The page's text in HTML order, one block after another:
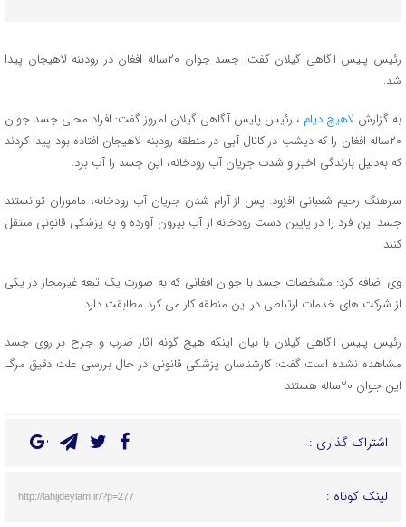
رئیس پلیس آگاهی گیلان گفت: جسد جوان ۲۰ساله افغان در رودبنه لاهیجان پیدا
شد.
به گزارش لاهیج دیلم ، رئیس پلیس آگاهی گیلان امروز گفت: افراد محلی جسد جوان
۲۰ساله افغان را که دیشب در کانال آبی در منطقه رودبنه لاهیجان افتاده بود پیدا کردند
که به‌دلیل بارندگی اخیر و شدت جریان آب رودخانه، این جسد را آب برد.
سرهنگ رحیم شعبانی افزود: پس از آرام شدن جریان آب رودخانه، ماموران توانستند
جسد این فرد را در پایین دست رودخانه از آب بیرون آورده و به پزشکی قانونی منتقل
کنند.
وی اضافه کرد: مشخصات جسد با جوان افغانی که به صورت یک تبعه غیرمجاز در یکی
از شرکت های خدمات ارتباطی در این منطقه کار می کرد مطابقت دارد.
رئیس پلیس آگاهی گیلان با بیان اینکه هیچ گونه آثار ضرب و جرح بر روی جسد
مشاهده نشده است گفت: کارشناسان پزشکی قانونی در حال بررسی علت دقیق مرگ
این جوان ۲۰ساله هستند
اشتراک گذاری :
لینک کوتاه : http://lahijdeylam.ir/?p=277